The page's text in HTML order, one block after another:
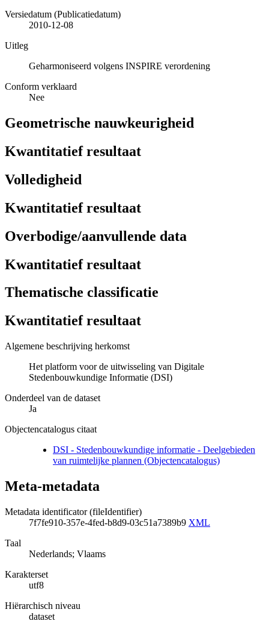
Versiedatum (Publicatiedatum)
2010-12-08
Uitleg
Geharmoniseerd volgens INSPIRE verordening
Conform verklaard
Nee
Geometrische nauwkeurigheid
Kwantitatief resultaat
Volledigheid
Kwantitatief resultaat
Overbodige/aanvullende data
Kwantitatief resultaat
Thematische classificatie
Kwantitatief resultaat
Algemene beschrijving herkomst
Het platform voor de uitwisseling van Digitale
Stedenbouwkundige Informatie (DSI)
Onderdeel van de dataset
Ja
Objectencatalogus citaat
DSI - Stedenbouwkundige informatie - Deelgebieden
van ruimtelijke plannen (Objectencatalogus)
Meta-metadata
Metadata identificator (fileIdentifier)
7f7fe910-357e-4fed-b8d9-03c51a7389b9 XML
Taal
Nederlands; Vlaams
Karakterset
utf8
Hiërarchisch niveau
dataset